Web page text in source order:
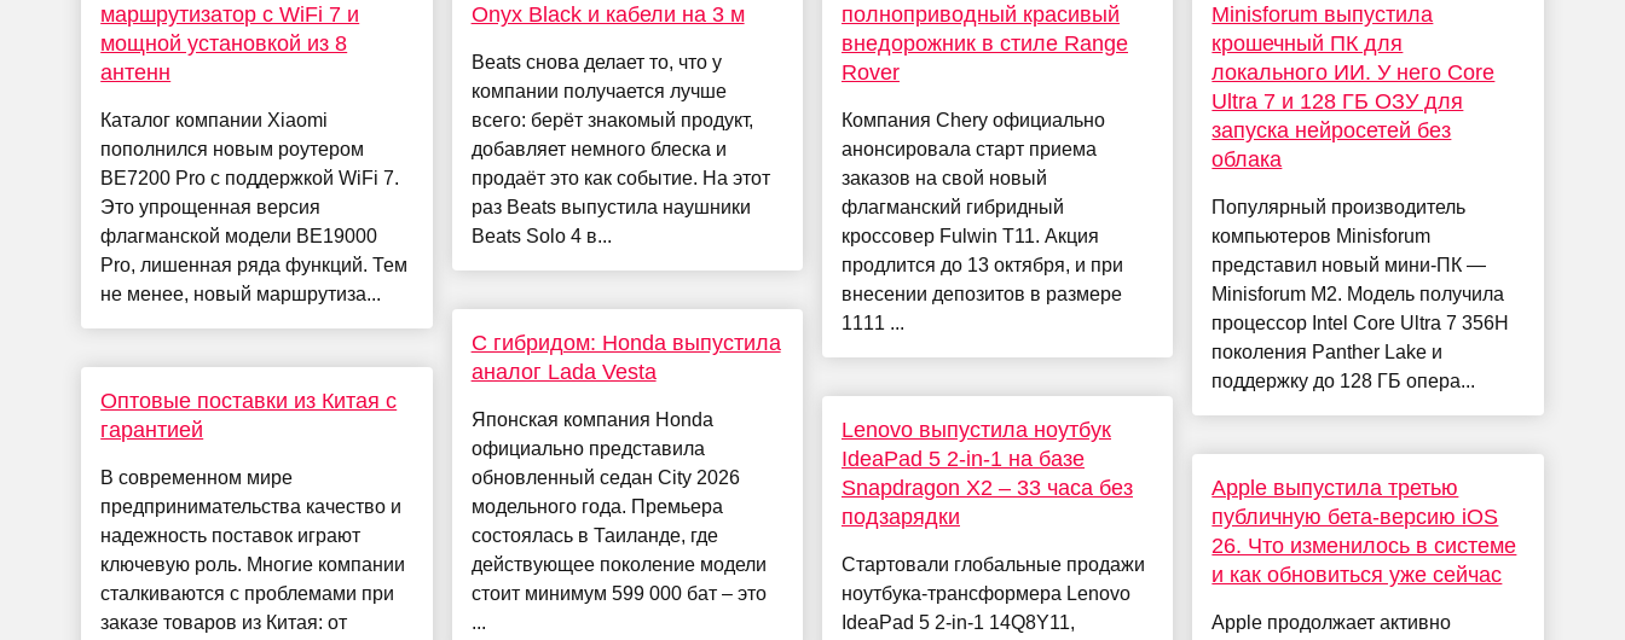
маршрутизатор с WiFi 7 и
мощной установкой из 8
антенн
Каталог компании Xiaomi
пополнился новым роутером
BE7200 Pro с поддержкой WiFi 7.
Это упрощенная версия
флагманской модели BE19000
Pro, лишенная ряда функций. Тем
не менее, новый маршрутиза...
Оптовые поставки из Китая с
гарантией
В современном мире
предпринимательства качество и
надежность поставок играют
ключевую роль. Многие компании
сталкиваются с проблемами при
заказе товаров из Китая: от
Onyx Black и кабели на 3 м
Beats снова делает то, что у
компании получается лучше
всего: берёт знакомый продукт,
добавляет немного блеска и
продаёт это как событие. На этот
раз Beats выпустила наушники
Beats Solo 4 в...
С гибридом: Honda выпустила
аналог Lada Vesta
Японская компания Honda
официально представила
обновленный седан City 2026
модельного года. Премьера
состоялась в Таиланде, где
действующее поколение модели
стоит минимум 599 000 бат – это
...
полноприводный красивый
внедорожник в стиле Range
Rover
Компания Chery официально
анонсировала старт приема
заказов на свой новый
флагманский гибридный
кроссовер Fulwin T11. Акция
продлится до 13 октября, и при
внесении депозитов в размере
1111 ...
Lenovo выпустила ноутбук
IdeaPad 5 2-in-1 на базе
Snapdragon X2 – 33 часа без
подзарядки
Стартовали глобальные продажи
ноутбука-трансформера Lenovo
IdeaPad 5 2-in-1 14Q8Y11,
Minisforum выпустила
крошечный ПК для
локального ИИ. У него Core
Ultra 7 и 128 ГБ ОЗУ для
запуска нейросетей без
облака
Популярный производитель
компьютеров Minisforum
представил новый мини-ПК —
Minisforum M2. Модель получила
процессор Intel Core Ultra 7 356H
поколения Panther Lake и
поддержку до 128 ГБ опера...
Apple выпустила третью
публичную бета-версию iOS
26. Что изменилось в системе
и как обновиться уже сейчас
Apple продолжает активно